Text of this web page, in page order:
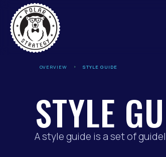
OVERVIEW STYLE GUIDE
STYLE
A style guide is a set of